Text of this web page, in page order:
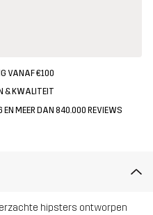
VANAF €100
& KWALITEIT
EN MEER DAN 840.000 REVIEWS
hipsters ontworpen